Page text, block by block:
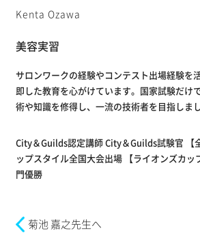
Kenta Ozawa
美容実習
サロンワークの経験やコンテスト出場経験を
即した教育を心がけています。国家試験だけ
術や知識を修得し、一流の技術者を目指しま
City＆Guilds認定講師 City＆Guilds試験官 【
ップスタイル全国大会出場 【ライオンズカッ
門優勝
菊池 嘉之先生へ